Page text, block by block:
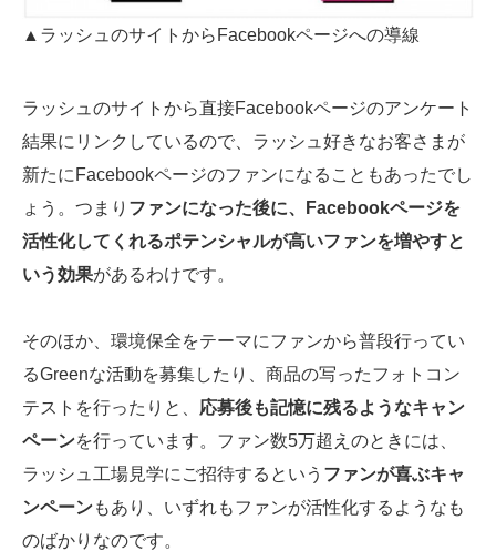
▲ラッシュのサイトからFacebookページへの導線
ラッシュのサイトから直接Facebookページのアンケート
結果にリンクしているので、ラッシュ好きなお客さまが
新たにFacebookページのファンになることもあったでし
ょう。つまり ファンになった後に、Facebookページを
活性化してくれるポテンシャルが高いファンを増やすと
いう効果があるわけです。
そのほか、環境保全をテーマにファンから普段行ってい
るGreenな活動を募集したり、商品の写ったフォトコン
テストを行ったりと、 応募後も記憶に残るようなキャン
ペーンを行っています。ファン数5万超えのときには、
ラッシュ工場見学にご招待するという ファンが喜ぶキャ
ンペーンもあり、いずれもファンが活性化するようなも
のばかりなのです。